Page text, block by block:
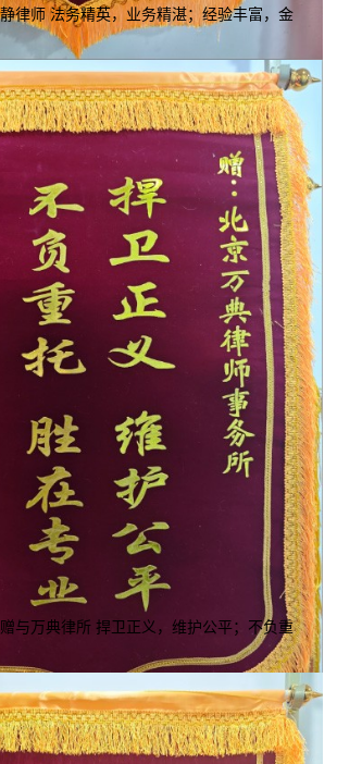
律师 法务精英，业务精湛；经验丰富，金
与万典律所 捍卫正义，维护公平；不负重